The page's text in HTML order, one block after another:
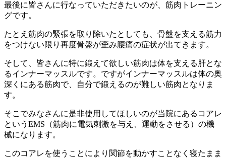
最後に皆さんに行なっていただきたいのが、筋肉トレーニン
グです。
たとえ筋肉の緊張を取り除いたとしても、骨盤を支える筋力
をつけない限り再度骨盤が歪み腰痛の症状が出てきます。
そして、皆さんに特に鍛えて欲しい筋肉は体を支える肝とな
るインナーマッスルです。ですがインナーマッスルは体の奥
深くにある筋肉で、自分で鍛えるのが難しい筋肉となりま
す。
そこでみなさんに是非使用してほしいのが当院にあるコアレ
というEMS（筋肉に電気刺激を与え、運動をさせる）の機
械になります。
このコアレを使うことにより関節を動かすことなく寝たまま